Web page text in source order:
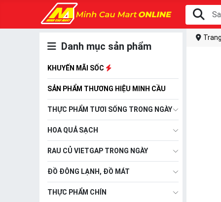
Danh mục sản phẩm
KHUYẾN MÃI SỐC
SẢN PHẨM THƯƠNG HIỆU MINH CẦU
THỰC PHẨM TƯƠI SỐNG TRONG NGÀY
HOA QUẢ SẠCH
RAU CỦ VIETGAP TRONG NGÀY
ĐỒ ĐÔNG LẠNH, ĐỒ MÁT
THỰC PHẨM CHÍN